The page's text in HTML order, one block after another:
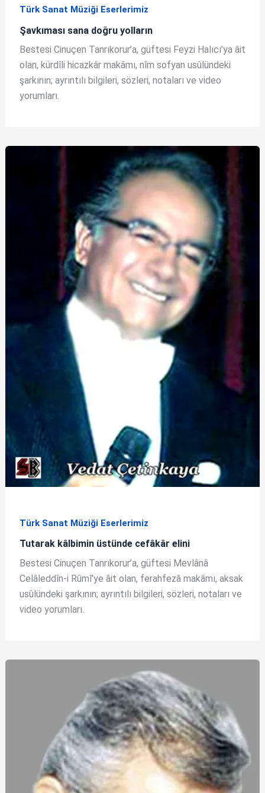
Türk Sanat Müziği Eserlerimiz
Şavkıması sana doğru yolların
Bestesi Cinuçen Tanrıkorur’a, güftesi Feyzi Halıcı’ya âit
olan, kürdîli hicazkâr makâmı, nîm sofyan usûlündeki
şarkının; ayrıntılı bilgileri, sözleri, notaları ve video
yorumları.
Türk Sanat Müziği Eserlerimiz
Tutarak kâlbimin üstünde cefâkâr elini
Bestesi Cinuçen Tanrıkorur’a, güftesi Mevlânâ
Celâleddîn-i Rûmî’ye âit olan, ferahfezâ makâmı, aksak
usûlündeki şarkının; ayrıntılı bilgileri, sözleri, notaları ve
video yorumları.